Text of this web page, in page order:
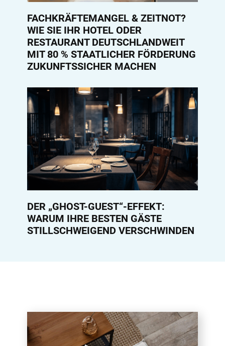
FACHKRÄFTEMANGEL & ZEITNOT?
WIE SIE IHR HOTEL ODER
RESTAURANT DEUTSCHLANDWEIT
MIT 80 % STAATLICHER FÖRDERUNG
ZUKUNFTSSICHER MACHEN
DER „GHOST-GUEST“-EFFEKT:
WARUM IHRE BESTEN GÄSTE
STILLSCHWEIGEND VERSCHWINDEN